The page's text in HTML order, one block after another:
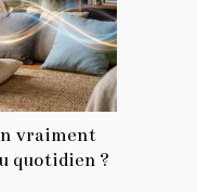
vraiment
quotidien ?